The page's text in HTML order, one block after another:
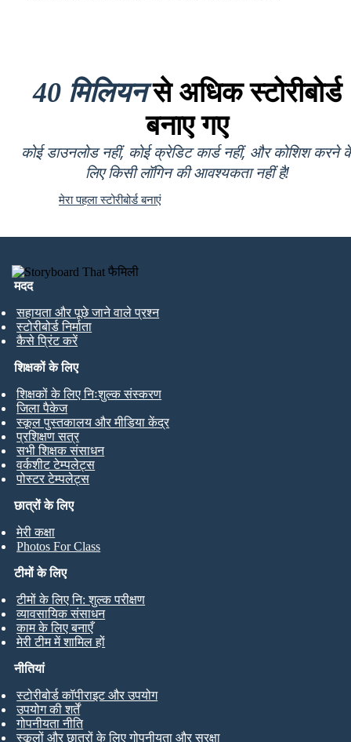
40 मिलियनसे अधिक स्टोरीबोर्ड
बनाए गए
कोई डाउनलोड नहीं, कोई क्रेडिट कार्ड नहीं, और कोशिश करने
लिए किसी लॉगिन की आवश्यकता नहीं है!
मेरा पहला स्टोरीबोर्ड बनाएं
मदद
सहायता और पूछे जाने वाले प्रश्न
स्टोरीबोर्ड निर्माता
कैसे प्रिंट करें
छात्रों के लिए
मेरी कक्षा
Photos For Class
शिक्षकों के लिए
शिक्षकों के लिए निःशुल्क संस्करण
जिला पैकेज
स्कूल पुस्तकालय और मीडिया केंद्र
प्रशिक्षण सत्र
सभी शिक्षक संसाधन
वर्कशीट टेम्पलेट्स
पोस्टर टेम्पलेट्स
टीमों के लिए
टीमों के लिए नि: शुल्क परीक्षण
व्यावसायिक संसाधन
काम के लिए बनाएँ
मेरी टीम में शामिल हों
नीतियां
स्टोरीबोर्ड कॉपीराइट और उपयोग
उपयोग की शर्तें
गोपनीयता नीति
स्कूलों और छात्रों के लिए गोपनीयता और सुरक्षा